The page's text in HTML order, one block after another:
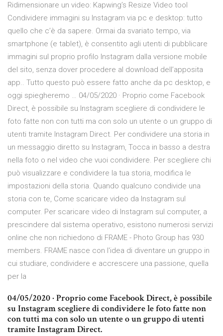
Ridimensionare un video: Kapwing’s Resize Video tool
Condividere immagini su Instagram via pc e desktop: tutto
quello che c’è da sapere. Ormai da svariato tempo, via
smartphone (e tablet), è consentito agli utenti di pubblicare
immagini sul proprio profilo Instagram dalla versione mobile
del sito, senza dover procedere al download dell’apposita
app.. Tutto questo può essere fatto anche da pc desktop, e
oggi spiegheremo … 04/05/2020 · Proprio come Facebook
Direct, è possibile su Instagram scegliere di condividere le
foto fatte non con tutti ma con solo un utente o un gruppo di
utenti tramite Instagram Direct. Per condividere una storia in
un messaggio diretto su Instagram, Tocca in basso a destra
nella foto o nel video che vuoi condividere. Per scegliere chi
può visualizzare e condividere la tua storia, modifica le
impostazioni della storia. Quando qualcuno condivide una
storia con te, Come scaricare video da Instagram sul
computer. Per scaricare video di Instagram sul computer, a
prescindere dal sistema operativo, esistono numerosi servizi
online che non richiedono di FRAME - Photo Group has 930
members. FRAME nasce con l'idea di diventare un gruppo in
cui studiare, condividere e accrescere una passione, quella
per la
04/05/2020 · Proprio come Facebook Direct, è possibile
su Instagram scegliere di condividere le foto fatte non
con tutti ma con solo un utente o un gruppo di utenti
tramite Instagram Direct.